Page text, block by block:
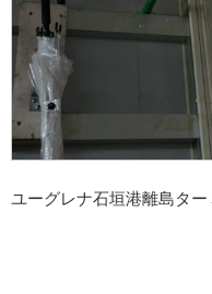
ユーグレナ石垣港離島ター